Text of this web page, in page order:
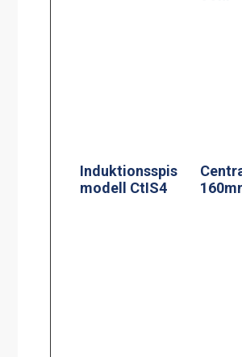
Termosbryggar
e, TERMOS M
M-1,
inkl 1